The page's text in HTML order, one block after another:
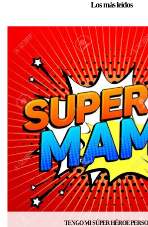
Los más leídos
TENGO MI SÚPER HÉROE